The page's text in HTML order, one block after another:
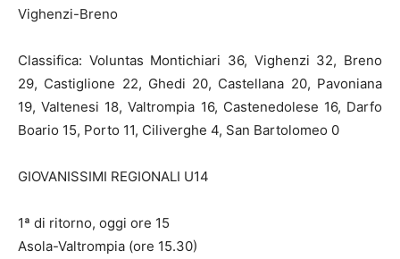
Vighenzi-Breno
Classifica: Voluntas Montichiari 36, Vighenzi 32, Breno
29, Castiglione 22, Ghedi 20, Castellana 20, Pavoniana
19, Valtenesi 18, Valtrompia 16, Castenedolese 16, Darfo
Boario 15, Porto 11, Ciliverghe 4, San Bartolomeo 0
GIOVANISSIMI REGIONALI U14
1ª di ritorno, oggi ore 15
Asola-Valtrompia (ore 15.30)